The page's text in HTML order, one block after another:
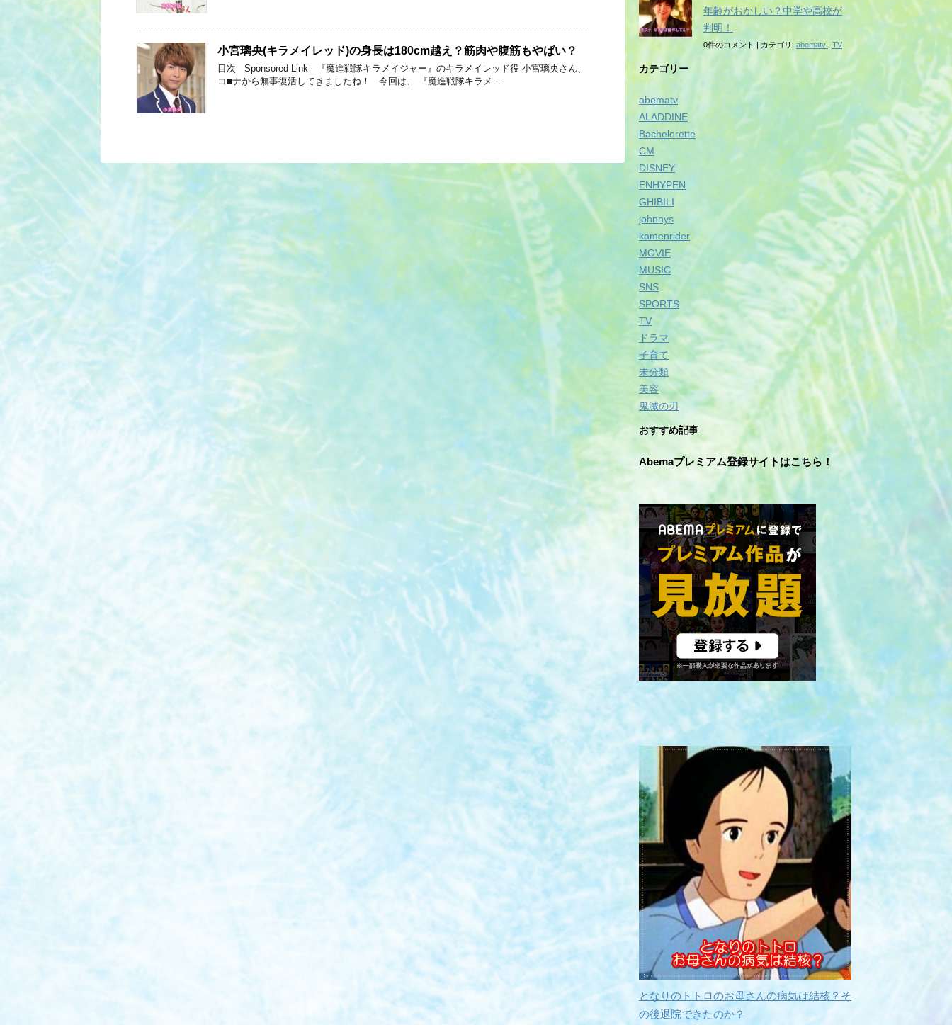
小宮璃央(キラメイレッド)の身長は180cm越え？筋肉や腹筋もやばい？
目次 Sponsored Link 『魔進戦隊キラメイジャー』のキラメイレッド役 小宮璃央さん、
コ■ナから無事復活してきましたね！ 今回は、 『魔進戦隊キラメ …
年齢がおかしい？中学や高校が
判明！
0件のコメント | カテゴリ: abematv TV
カテゴリー
abematv
ALADDINE
Bachelorette
CM
DISNEY
ENHYPEN
GHIBILI
johnnys
kamenrider
MOVIE
MUSIC
SNS
SPORTS
TV
ドラマ
子育て
未分類
美容
鬼滅の刃
おすすめ記事
Abemaプレミアム登録サイトはこちら！
となりのトトロのお母さんの病気は結核？そ
の後退院できたのか？